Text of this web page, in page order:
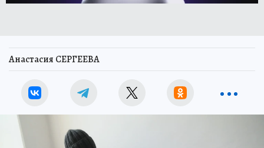
Анастасия СЕРГЕЕВА